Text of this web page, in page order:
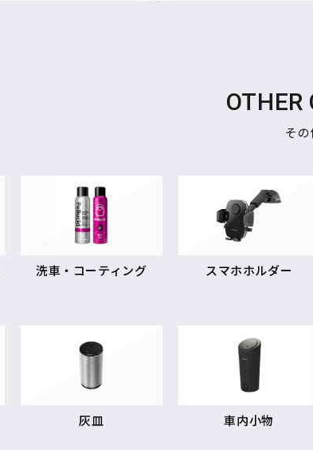
OTHER
その
洗車・コーティング スマホホルダー
灰皿 車内小物